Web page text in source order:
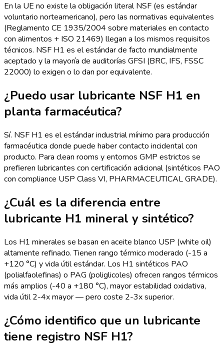
En la UE no existe la obligación literal NSF (es estándar
voluntario norteamericano), pero las normativas equivalentes
(Reglamento CE 1935/2004 sobre materiales en contacto
con alimentos + ISO 21469) llegan a los mismos requisitos
técnicos. NSF H1 es el estándar de facto mundialmente
aceptado y la mayoría de auditorías GFSI (BRC, IFS, FSSC
22000) lo exigen o lo dan por equivalente.
¿Puedo usar lubricante NSF H1 en
planta farmacéutica?
Sí. NSF H1 es el estándar industrial mínimo para producción
farmacéutica donde puede haber contacto incidental con
producto. Para clean rooms y entornos GMP estrictos se
prefieren lubricantes con certificación adicional (sintéticos PAO
con compliance USP Class VI, PHARMACEUTICAL GRADE).
¿Cuál es la diferencia entre
lubricante H1 mineral y sintético?
Los H1 minerales se basan en aceite blanco USP (white oil)
altamente refinado. Tienen rango térmico moderado (-15 a
+120 °C) y vida útil estándar. Los H1 sintéticos PAO
(polialfaolefinas) o PAG (poliglicoles) ofrecen rangos térmicos
más amplios (-40 a +180 °C), mayor estabilidad oxidativa,
vida útil 2-4x mayor — pero coste 2-3x superior.
¿Cómo identifico que un lubricante
tiene registro NSF H1?